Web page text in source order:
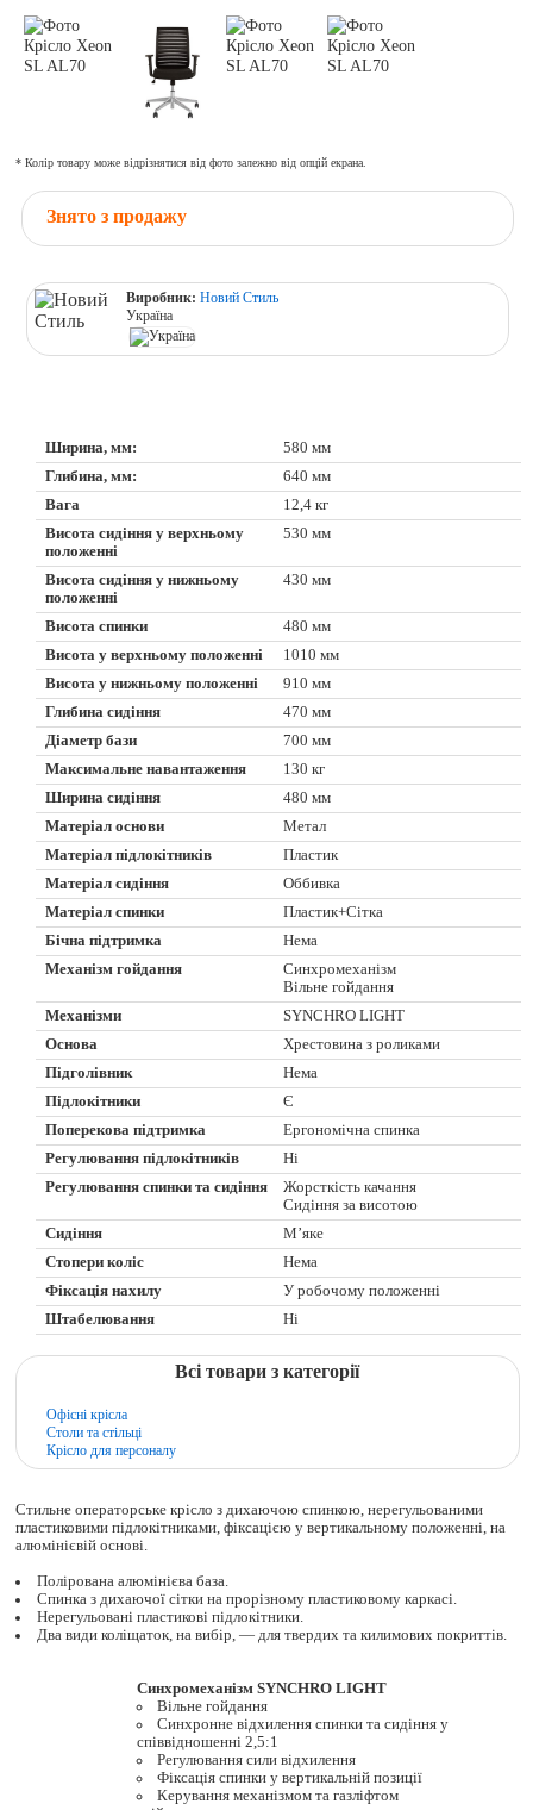
* Колір товару може відрізнятися від фото залежно від опцій екрана.
Знято з продажу
Виробник:Новий Стиль
Україна
Ширина, мм:
580 мм
Глибина, мм:
640 мм
Вага
12,4 кг
Висота сидіння у верхньому
положенні
530 мм
Висота сидіння у нижньому
положенні
430 мм
Висота спинки
480 мм
Висота у верхньому положенні
1010 мм
Висота у нижньому положенні
910 мм
Глибина сидіння
470 мм
Діаметр бази
700 мм
Максимальне навантаження
130 кг
Ширина сидіння
480 мм
Матеріал основи
Метал
Матеріал підлокітників
Пластик
Матеріал сидіння
Оббивка
Матеріал спинки
Пластик+Сітка
Бічна підтримка
Нема
Механізм гойдання
Синхромеханізм
Вільне гойдання
Механізми
SYNCHRO LIGHT
Основа
Хрестовина з роликами
Підголівник
Нема
Підлокітники
Є
Поперекова підтримка
Ергономічна спинка
Регулювання підлокітників
Ні
Регулювання спинки та сидіння
Жорсткість качання
Сидіння за висотою
Сидіння
М’яке
Стопери коліс
Нема
Фіксація нахилу
У робочому положенні
Штабелювання
Ні
Всі товари з категорії
Офісні крісла
Столи та стільці
Крісло для персоналу
Стильне операторське крісло з дихаючою спинкою, нерегульованими
пластиковими підлокітниками, фіксацією у вертикальному положенні, на
алюмінієвій основі.
Полірована алюмінієва база.
Спинка з дихаючої сітки на прорізному пластиковому каркасі.
Нерегульовані пластикові підлокітники.
Два види коліщаток, на вибір, — для твердих та килимових покриттів.
Синхромеханізм SYNCHRO LIGHT
Вільне гойдання
Синхронне відхилення спинки та сидіння у
співвідношенні 2,5:1
Регулювання сили відхилення
Фіксація спинки у вертикальній позиції
Керування механізмом та газліфтом